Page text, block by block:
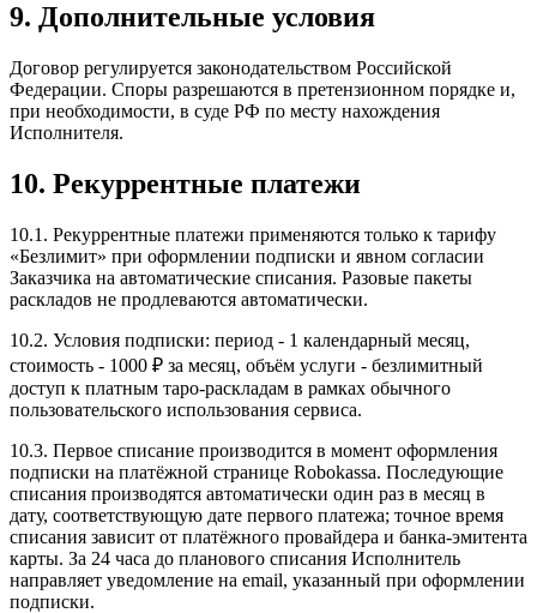
9. Дополнительные условия
Договор регулируется законодательством Российской
Федерации. Споры разрешаются в претензионном порядке и,
при необходимости, в суде РФ по месту нахождения
Исполнителя.
10. Рекуррентные платежи
10.1. Рекуррентные платежи применяются только к тарифу
«Безлимит» при оформлении подписки и явном согласии
Заказчика на автоматические списания. Разовые пакеты
раскладов не продлеваются автоматически.
10.2. Условия подписки: период - 1 календарный месяц,
стоимость - 1000 ₽ за месяц, объём услуги - безлимитный
доступ к платным таро-раскладам в рамках обычного
пользовательского использования сервиса.
10.3. Первое списание производится в момент оформления
подписки на платёжной странице Robokassa. Последующие
списания производятся автоматически один раз в месяц в
дату, соответствующую дате первого платежа; точное время
списания зависит от платёжного провайдера и банка-эмитента
карты. За 24 часа до планового списания Исполнитель
направляет уведомление на email, указанный при оформлении
подписки.